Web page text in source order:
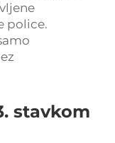
police.
stavkom